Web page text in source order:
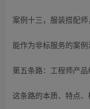
案例十三，服装搭配
能作为非标服务的案例
第五条路：工程师产品
这条路的本质、特点